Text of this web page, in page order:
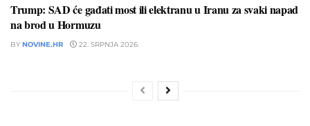
Trump: SAD će gađati most ili elektranu u Iranu za svaki napad
na brod u Hormuzu
BY NOVINE.HR 22. SRPNJA 2026.